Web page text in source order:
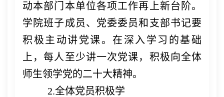
动本部门本单位各项工作再上新台阶。
学院班子成员、党委委员和支部书记要
积极主动讲党课。在深入学习的基础
上，每人至少讲一次党课，积极向全体
师生领学党的二十大精神。
2.全体党员积极学